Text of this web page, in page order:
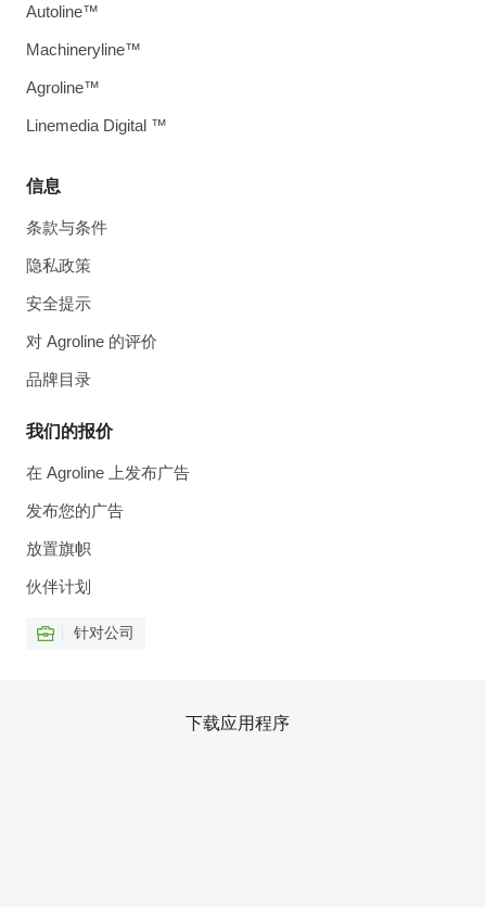
信息
条款与条件
隐私政策
安全提示
对 Agroline 的评价
品牌目录
我们的报价
在 Agroline 上发布广告
发布您的广告
放置旗帜
伙伴计划
针对公司
Autoline™
Machineryline™
Agroline™
Linemedia Digital ™
下载应用程序